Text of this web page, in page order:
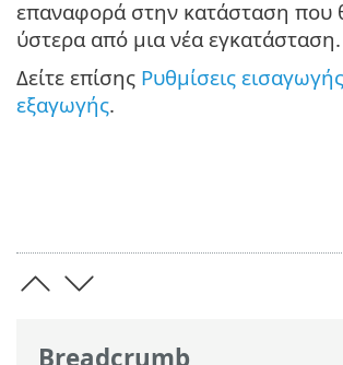
Breadcrumb
επαναφορά στην κατάσταση που
ύστερα από μια νέα εγκατάσταση.
Δείτε επίσης Ρυθμίσεις
εξαγωγής.